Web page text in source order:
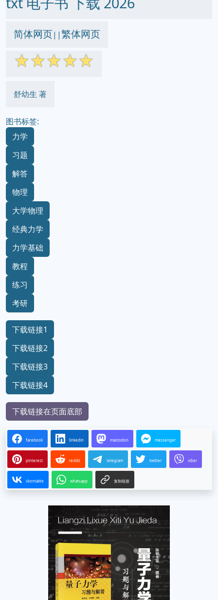
简体网页||繁体网页
☆☆☆☆☆
舒幼生 著
图书标签:
力学
习题
解答
物理
大学物理
经典力学
力学基础
教程
练习
考研
下载链接1
下载链接2
下载链接3
下载链接4
下载链接在页面底部
facebook linkedin mastodon messenger
pinterest reddit telegram twitter viber
vkontakte whatsapp 复制链接